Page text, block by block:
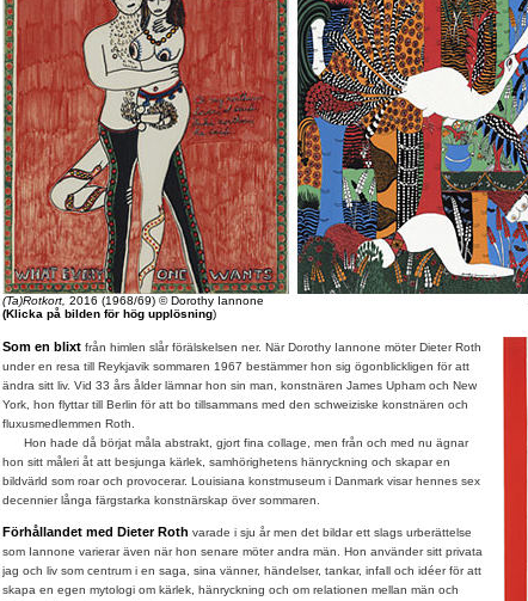
(Ta)Rotkort, 2016 (1968/69) © Dorothy Iannone
(Klicka på bilden för hög upplösning)
Som en blixt från himlen slår förälskelsen ner. När Dorothy Iannone möter Dieter Roth
under en resa till Reykjavik sommaren 1967 bestämmer hon sig ögonblickligen för att
ändra sitt liv. Vid 33 års ålder lämnar hon sin man, konstnären James Upham och New
York, hon flyttar till Berlin för att bo tillsammans med den schweiziske konstnären och
fluxusmedlemmen Roth.
Hon hade då börjat måla abstrakt, gjort fina collage, men från och med nu ägnar
hon sitt måleri åt att besjunga kärlek, samhörighetens hänryckning och skapar en
bildvärld som roar och provocerar. Louisiana konstmuseum i Danmark visar hennes sex
decennier långa färgstarka konstnärskap över sommaren.
Förhållandet med Dieter Roth varade i sju år men det bildar ett slags urberättelse
som Iannone varierar även när hon senare möter andra män. Hon använder sitt privata
jag och liv som centrum i en saga, sina vänner, händelser, tankar, infall och idéer för att
skapa en egen mytologi om kärlek, hänryckning och om relationen mellan män och